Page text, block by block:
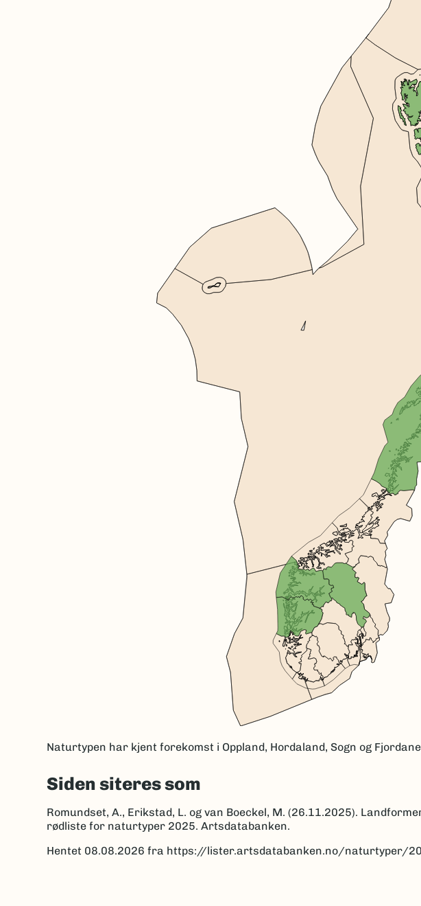
Naturtypen har kjent forekomst i Oppland, Hordaland, Sogn og
Siden siteres som
Romundset, A., Erikstad, L. og van Boeckel, M. (26.11.2025).
rødliste for naturtyper 2025. Artsdatabanken.
Hentet 08.08.2026 fra https://lister.artsdatabanken.no/naturtyper/